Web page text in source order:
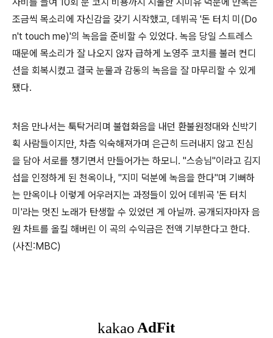
조금씩 목소리에 자신감을 갖기 시작했고, 데뷔곡 '돈 터치 미(Do
n't touch me)'의 녹음을 준비할 수 있었다. 녹음 당일 스트레스
때문에 목소리가 잘 나오지 않자 급하게 노영주 코치를 불러 컨디
션을 회복시켰고 결국 눈물과 감동의 녹음을 잘 마무리할 수 있게
됐다.
처음 만나서는 툭탁거리며 불협화음을 내던 환불원정대와 신박기
획 사람들이지만, 차츰 익숙해져가며 은근히 드러내지 않고 진심
을 담아 서로를 챙기면서 만들어가는 하모니. "스승님"이라고 김지
섭을 인정하게 된 천옥이나, "지미 덕분에 녹음을 한다"며 기뻐하
는 만옥이나 이렇게 어우러지는 과정들이 있어 데뷔곡 '돈 터치
미'라는 멋진 노래가 탄생할 수 있었던 게 아닐까. 공개되자마자 음
원 차트를 올킬 해버린 이 곡의 수익금은 전액 기부한다고 한다.
(사진:MBC)